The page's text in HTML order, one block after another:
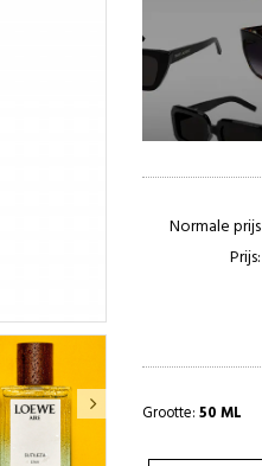
Normale prijs
Prijs:
Grootte: 50 ML